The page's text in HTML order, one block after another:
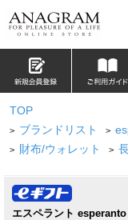
TOP
> ブランドリスト >
> 財布/ウォレット >
エスペラント